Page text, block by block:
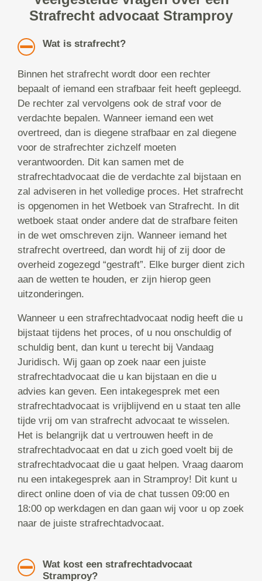
Strafrecht advocaat Stramproy
Wat is strafrecht?
Binnen het strafrecht wordt door een rechter
bepaalt of iemand een strafbaar feit heeft gepleegd.
De rechter zal vervolgens ook de straf voor de
verdachte bepalen. Wanneer iemand een wet
overtreed, dan is diegene strafbaar en zal diegene
voor de strafrechter zichzelf moeten
verantwoorden. Dit kan samen met de
strafrechtadvocaat die de verdachte zal bijstaan en
zal adviseren in het volledige proces. Het strafrecht
is opgenomen in het Wetboek van Strafrecht. In dit
wetboek staat onder andere dat de strafbare feiten
in de wet omschreven zijn. Wanneer iemand het
strafrecht overtreed, dan wordt hij of zij door de
overheid zogezegd “gestraft”. Elke burger dient zich
aan de wetten te houden, er zijn hierop geen
uitzonderingen.
Wanneer u een strafrechtadvocaat nodig heeft die u
bijstaat tijdens het proces, of u nou onschuldig of
schuldig bent, dan kunt u terecht bij Vandaag
Juridisch. Wij gaan op zoek naar een juiste
strafrechtadvocaat die u kan bijstaan en die u
advies kan geven. Een intakegesprek met een
strafrechtadvocaat is vrijblijvend en u staat ten alle
tijde vrij om van strafrecht advocaat te wisselen.
Het is belangrijk dat u vertrouwen heeft in de
strafrechtadvocaat en dat u zich goed voelt bij de
strafrechtadvocaat die u gaat helpen. Vraag daarom
nu een intakegesprek aan in Stramproy! Dit kunt u
direct online doen of via de chat tussen 09:00 en
18:00 op werkdagen en dan gaan wij voor u op zoek
naar de juiste strafrechtadvocaat.
Wat kost een strafrechtadvocaat
Stramproy?